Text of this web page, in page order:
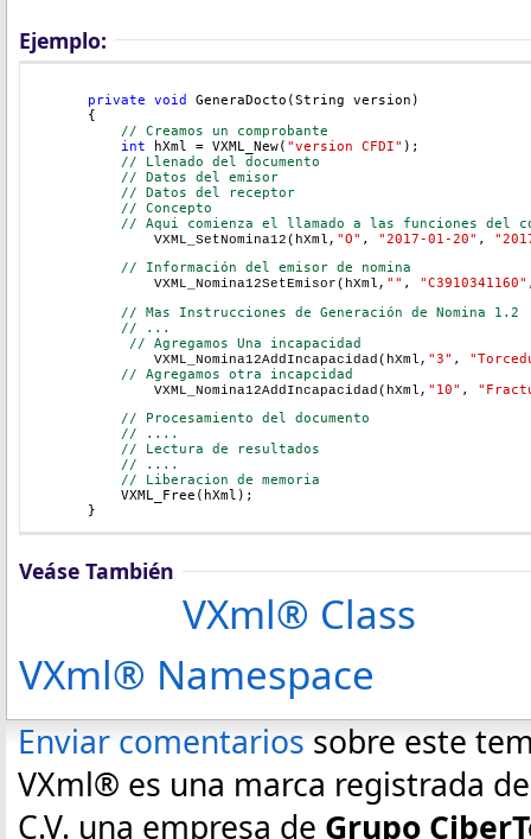
Ejemplo:
private void
GeneraDocto(String version)
{
// Creamos un comprobante
int hXml = VXML_New( "version CFDI" );
// Llenado del documento
// Datos del emisor
// Datos del receptor
// Concepto
// Aqui comienza el llamado a las funciones del
	VXML_SetNomina12(hXml,
"O" , "2017-01-20" ,
    // Información del emisor de nomina
	VXML_Nomina12SetEmisor(hXml,
"" , "C3910341160"
    // Mas Instrucciones de Generación de Nomina 1.2
    // ...
    // Agregamos Una incapacidad
	VXML_Nomina12AddIncapacidad(hXml,
"3" ,
    // Agregamos otra incapcidad
	VXML_Nomina12AddIncapacidad(hXml,
"10" ,
// Procesamiento del documento
// ....
// Lectura de resultados
// ....
// Liberacion de memoria
    VXML_Free(hXml);
}
Veáse También
VXml® Class
VXml® Namespace
Enviar comentarios sobre este
VXml® es una marca registrada
C.V. una empresa de Grupo